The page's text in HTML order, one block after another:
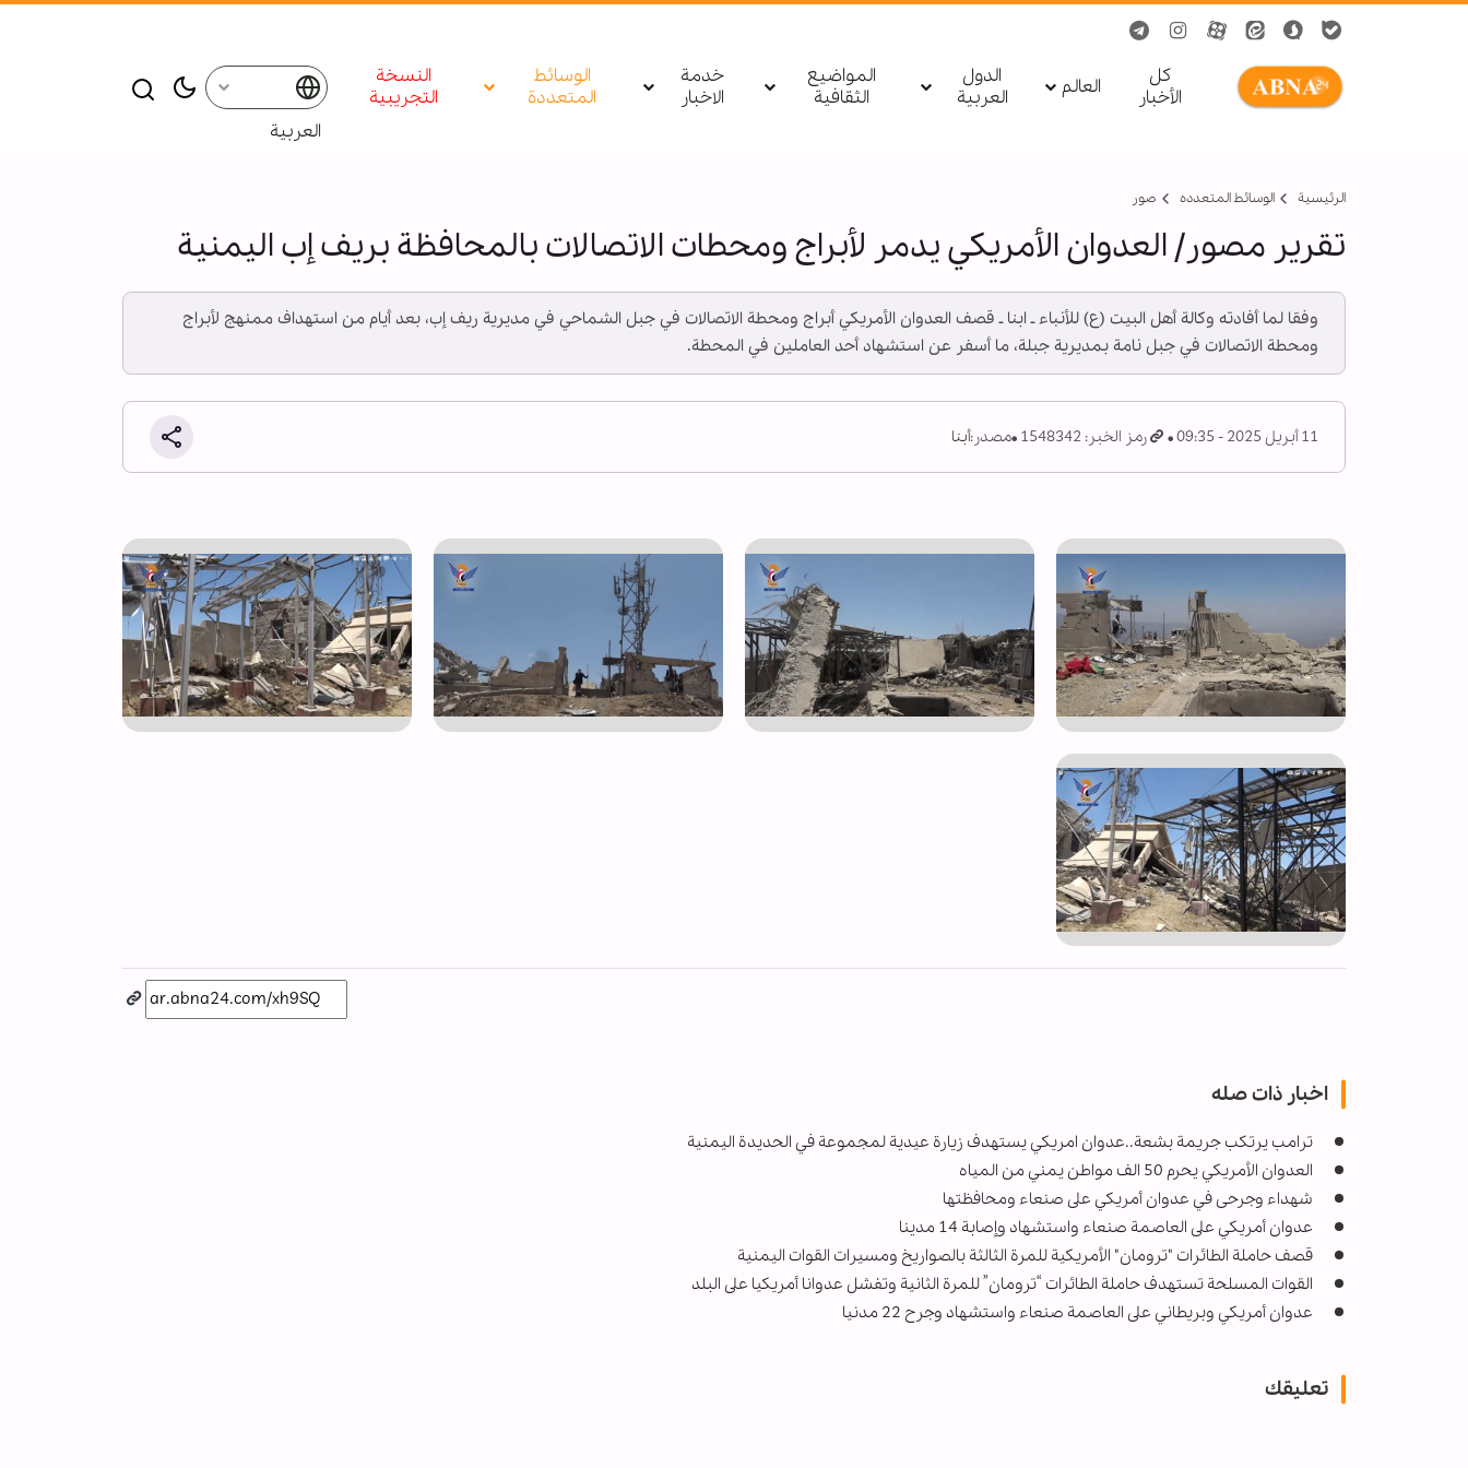
کل
الأخبار
العالم
الدول
العربیة
المواضيع
الثقافية
خدمة
الاخبار
الوسائط
المتعددة
النسخة
التجريبية
العربية
الرئيسية الوسائط المتعدده صور
تقرير مصور/ العدوان الأمريكي يدمر لأبراج ومحطات الاتصالات بالمحافظة بريف إب اليمنية
وفقا لما أفادته وكالة أهل البيت (ع) للأنباء ـ ابنا ـ قصف العدوان الأمريكي أبراج ومحطة الاتصالات في جبل الشماحي في مديرية ريف إب، بعد أيام من استهداف ممنهج لأبراج
ومحطة الاتصالات في جبل نامة بمديرية جبلة، ما أسفر عن استشهاد أحد العاملين في المحطة.
11 أبريل 2025 - 09:35 رمز الخبر: 1548342 مصدر:أبنا
اخبار ذات صله
ترامب يرتكب جريمة بشعة..عدوان امريكي يستهدف زيارة عيدية لمجموعة في الحديدة اليمنية
العدوان الأمريكي يحرم 50 الف مواطن يمني من المياه
شهداء وجرحى في عدوان أمريكي على صنعاء ومحافظتها
عدوان أمريكي على العاصمة صنعاء واستشهاد وإصابة 14 مدينا
قصف حاملة الطائرات "ترومان" الأمريكية للمرة الثالثة بالصواريخ ومسيرات القوات اليمنية
القوات المسلحة تستهدف حاملة الطائرات “ترومان” للمرة الثانية وتفشل عدوانا أمريكيا على البلد
عدوان أمريكي وبريطاني على العاصمة صنعاء واستشهاد وجرح 22 مدنيا
تعليقك